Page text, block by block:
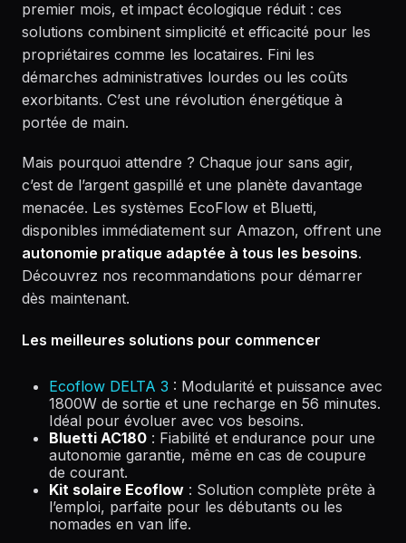
premier mois, et impact écologique réduit : ces
solutions combinent simplicité et efficacité pour les
propriétaires comme les locataires. Fini les
démarches administratives lourdes ou les coûts
exorbitants. C’est une révolution énergétique à
portée de main.
Mais pourquoi attendre ? Chaque jour sans agir,
c’est de l’argent gaspillé et une planète davantage
menacée. Les systèmes EcoFlow et Bluetti,
disponibles immédiatement sur Amazon, offrent une
autonomie pratique adaptée à tous les besoins.
Découvrez nos recommandations pour démarrer
dès maintenant.
Les meilleures solutions pour commencer
Ecoflow DELTA 3 : Modularité et puissance avec
1800W de sortie et une recharge en 56 minutes.
Idéal pour évoluer avec vos besoins.
Bluetti AC180 : Fiabilité et endurance pour une
autonomie garantie, même en cas de coupure
de courant.
Kit solaire Ecoflow : Solution complète prête à
l’emploi, parfaite pour les débutants ou les
nomades en van life.